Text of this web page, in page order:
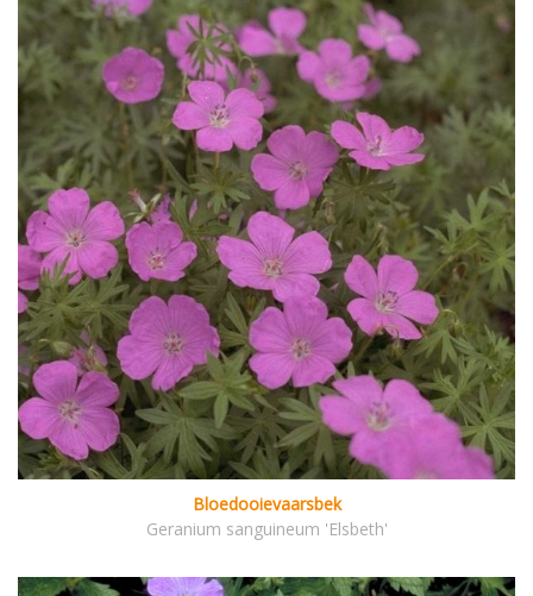
Bloedooievaarsbek
Geranium sanguineum 'Elsbeth'